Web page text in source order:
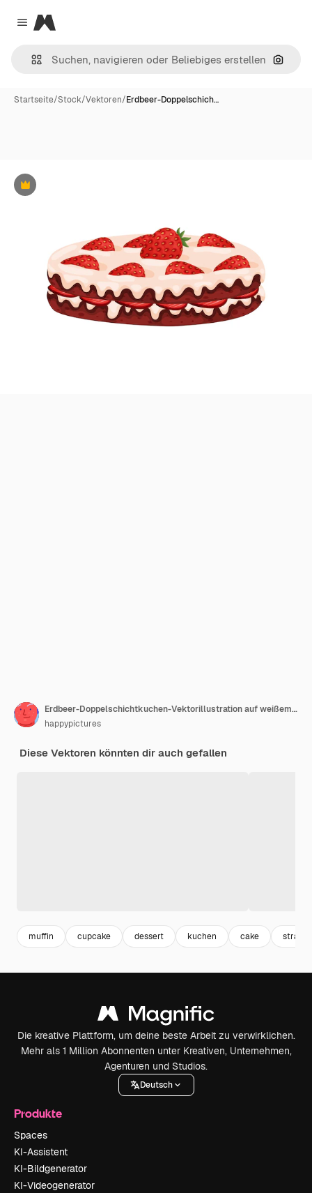
Close menu
Magnific
Nach
Startseite/Stock/Vektoren/Erdbeer-Doppelschich…
Premium
Erdbeer-Doppelschichtkuchen-Vektorillustration auf weißem Hintergrund
happypictures
Diese Vektoren könnten dir auch gefallen
muffin cupcake dessert kuchen cake
Die kreative Plattform, um deine beste Arbeit zu verwirklichen.
Mehr als 1 Million Abonnenten unter Kreativen, Unternehmen,
Agenturen und Studios.
Deutsch
Produkte
Spaces
KI-Assistent
KI-Bildgenerator
KI-Videogenerator